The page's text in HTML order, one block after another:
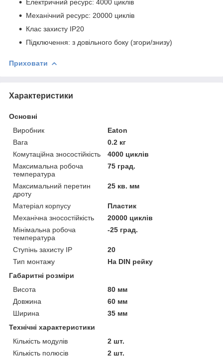
Електричний ресурс: 4000 циклів
Механічний ресурс: 20000 циклів
Клас захисту IP20
Підключення: з довільного боку (згори/знизу)
Приховати
Характеристики
Основні
Виробник
Eaton
Вага
0.2 кг
Комутаційна зносостійкість
4000 циклів
Максимальна робоча
температура
75 град.
Максимальний перетин
дроту
25 кв. мм
Матеріал корпусу
Пластик
Механічна зносостійкість
20000 циклів
Мінімальна робоча
температура
-25 град.
Ступінь захисту IP
20
Тип монтажу
На DIN рейку
Габаритні розміри
Висота
80 мм
Довжина
60 мм
Ширина
35 мм
Технічні характеристики
Кількість модулів
2 шт.
Кількість полюсів
2 шт.